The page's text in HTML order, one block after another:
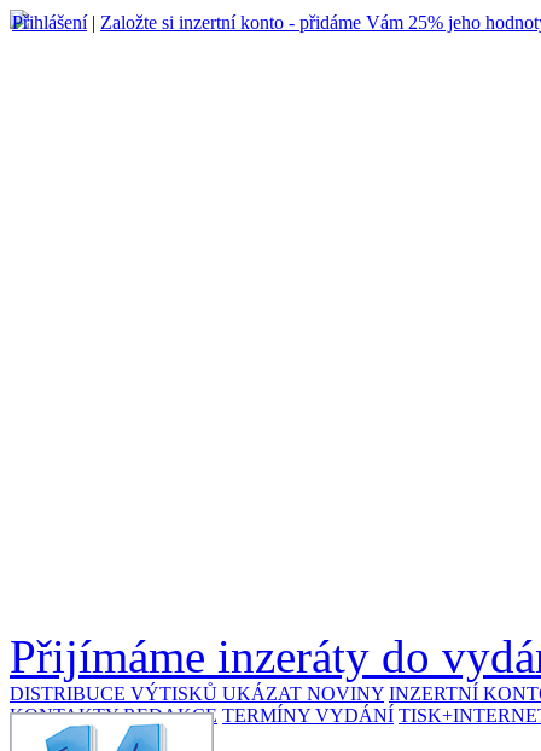
Přihlášení| Založte si inzertní konto - přidáme Vám 25% jeho
Přijímáme inzeráty do
DISTRIBUCE VÝTISKŮ UKÁZAT NOVINY INZERTNÍ
KONTAKTY REDAKCE TERMÍNY VYDÁNÍ